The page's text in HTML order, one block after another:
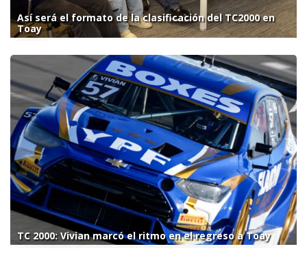
Así será el formato de la clasificación del TC2000 en
Toay
TC 2000: Vivian marcó el ritmo en el regreso a Toay